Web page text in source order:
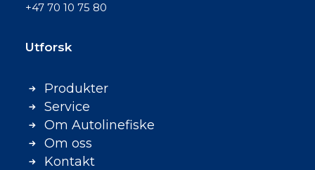
+47 70 10 75 80
Utforsk
Produkter
Service
Om Autolinefiske
Om oss
Kontakt